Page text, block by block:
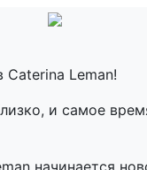
Leman!
и самое
начинается